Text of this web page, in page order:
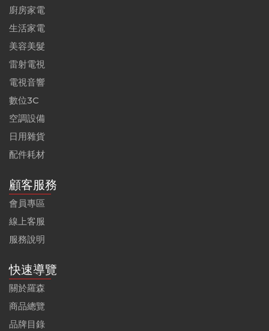
廚房家電
生活家電
美容美髮
雷射電視
電視音響
數位3C
空調設備
日用雜貨
配件耗材
顧客服務
會員專區
線上客服
服務說明
快速導覽
關於羅森
商品總覽
品牌目錄